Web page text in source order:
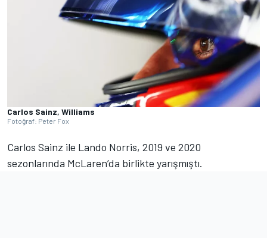
Carlos Sainz, Williams
Fotoğraf: Peter Fox
Carlos Sainz ile Lando Norris, 2019 ve 2020
sezonlarında McLaren’da birlikte yarışmıştı.